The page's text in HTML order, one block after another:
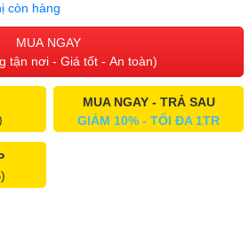
còn hàng
MUA NGAY
tận nơi - Giá tốt - An toàn)
MUA NGAY - TRẢ SAU
GIẢM 10% - TỐI ĐA 1TR